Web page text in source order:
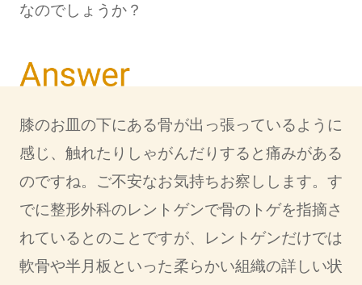
なのでしょうか？
膝のお皿の下にある骨が出っ張っているように
感じ、触れたりしゃがんだりすると痛みがある
のですね。ご不安なお気持ちお察しします。す
でに整形外科のレントゲンで骨のトゲを指摘さ
れているとのことですが、レントゲンだけでは
軟骨や半月板といった柔らかい組織の詳しい状